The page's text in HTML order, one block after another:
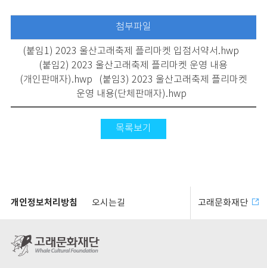
첨부파일
(붙임1) 2023 울산고래축제 플리마켓 입점서약서.hwp
(붙임2) 2023 울산고래축제 플리마켓 운영 내용
(개인판매자).hwp
(붙임3) 2023 울산고래축제 플리마켓
운영 내용(단체판매자).hwp
목록보기
개인정보처리방침 오시는길 고래문화재단